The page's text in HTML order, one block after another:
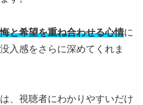
と希望を重ね合わせる心情に
入感をさらに深めてくれま
、視聴者にわかりやすいだけ